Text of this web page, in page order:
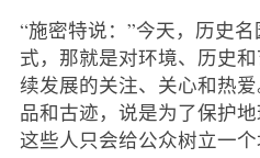
“施密特说：”今天，历史
式，那就是对环境、历史
续发展的关注、关心和热
品和古迹，说是为了保护地
这些人只会给公众树立一个